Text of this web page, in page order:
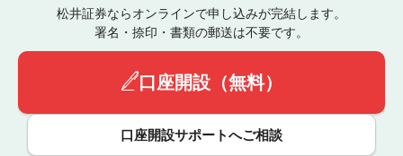
松井証券ならオンラインで申し込みが完結します。
署名・捺印・書類の郵送は不要です。
口座開設（無料）
口座開設サポートへご相談